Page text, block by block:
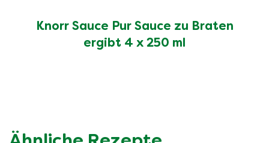
Knorr Sauce Pur Sauce zu Braten
ergibt 4 x 250 ml